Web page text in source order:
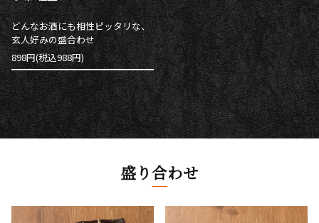
どんなお酒にも相性ピッタリな、
玄人好みの盛合わせ
898円(税込988円)
盛り合わせ